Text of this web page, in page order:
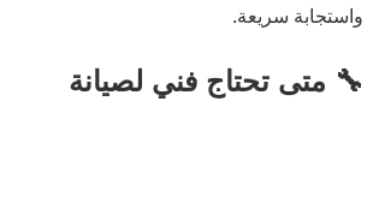
واستجابة سريعة.
🔧 متى تحتاج فني لصيانة